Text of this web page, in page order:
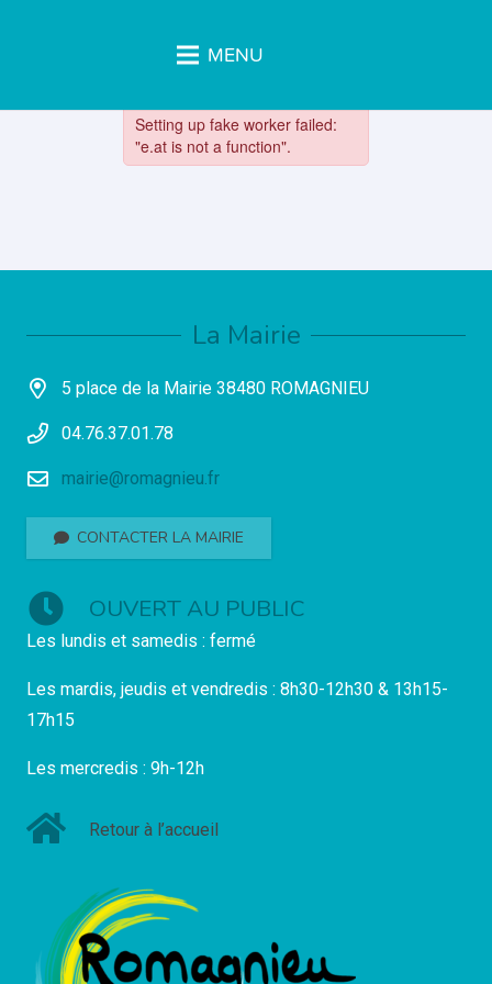
MENU
La Mairie
5 place de la Mairie 38480 ROMAGNIEU
04.76.37.01.78
mairie@romagnieu.fr
CONTACTER LA MAIRIE
OUVERT AU PUBLIC
Les lundis et samedis : fermé
Les mardis, jeudis et vendredis : 8h30-12h30 & 13h15-
17h15
Les mercredis : 9h-12h
Retour à l’accueil